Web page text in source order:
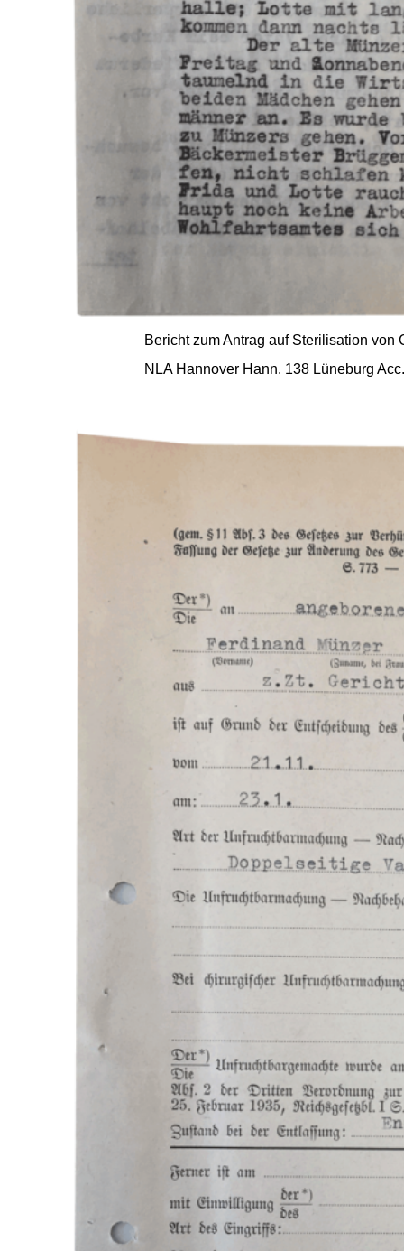
Bericht zum Antrag auf Sterilisation von
NLA Hannover Hann. 138 Lüneburg